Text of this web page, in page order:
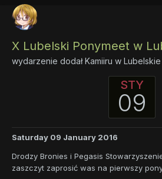
X Lubelski Ponymeet w
wydarzenie dodałKamiiru w Lubelskie
STY
09
Saturday 09 January 2016
Drodzy Bronies i Pegasis
zaszczyt zaprosić was na pierwszy